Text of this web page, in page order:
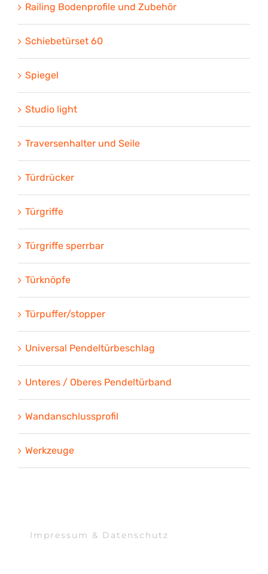
Railing Bodenprofile und Zubehör
Schiebetürset 60
Spiegel
Studio light
Traversenhalter und Seile
Türdrücker
Türgriffe
Türgriffe sperrbar
Türknöpfe
Türpuffer/stopper
Universal Pendeltürbeschlag
Unteres / Oberes Pendeltürband
Wandanschlussprofil
Werkzeuge
Impressum & Datenschutz